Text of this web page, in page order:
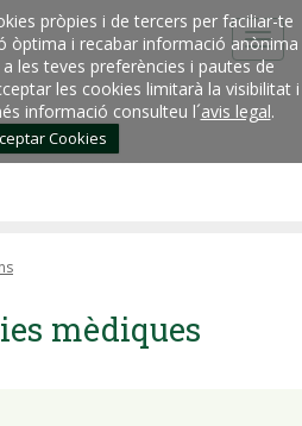
pròpies i de tercers per faciliar-te
òptima i recabar informació anònima
les teves preferències i pautes de
les cookies limitarà la visibilitat i
informació consulteu l´avis legal.
Cookies
mèdiques